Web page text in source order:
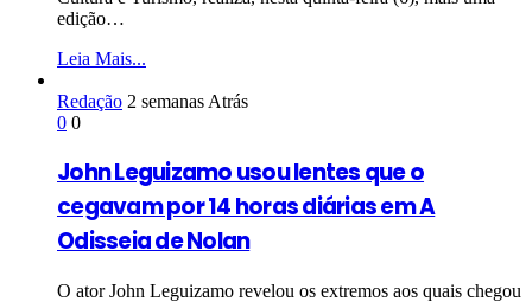
edição…
Leia Mais...
Redação 2 semanas Atrás
0 0
John Leguizamo usou lentes que o
cegavam por 14 horas diárias em A
Odisseia de Nolan
O ator John Leguizamo revelou os extremos aos quais chegou